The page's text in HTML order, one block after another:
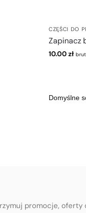
CZĘŚCI DO
Zapinacz
10.00zł
promocje, oferty